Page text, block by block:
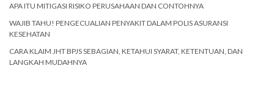
APA ITU MITIGASI RISIKO PERUSAHAAN DAN CONTOHNYA
WAJIB TAHU! PENGECUALIAN PENYAKIT DALAM POLIS ASURANSI
KESEHATAN
CARA KLAIM JHT BPJS SEBAGIAN, KETAHUI SYARAT, KETENTUAN, DAN
LANGKAH MUDAHNYA